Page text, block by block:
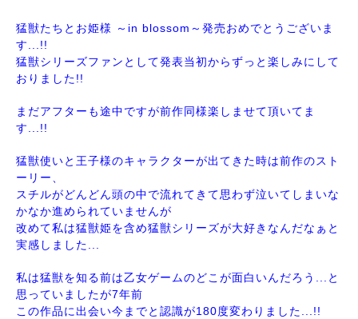
猛獣たちとお姫様 ～in blossom～発売おめでとうございま
す...!!
猛獣シリーズファンとして発表当初からずっと楽しみにして
おりました!!
まだアフターも途中ですが前作同様楽しませて頂いてま
す...!!
猛獣使いと王子様のキャラクターが出てきた時は前作のスト
ーリー、
スチルがどんどん頭の中で流れてきて思わず泣いてしまいな
かなか進められていませんが
改めて私は猛獣姫を含め猛獣シリーズが大好きなんだなぁと
実感しました...
私は猛獣を知る前は乙女ゲームのどこが面白いんだろう...と
思っていましたが7年前
この作品に出会い今までと認識が180度変わりました...!!